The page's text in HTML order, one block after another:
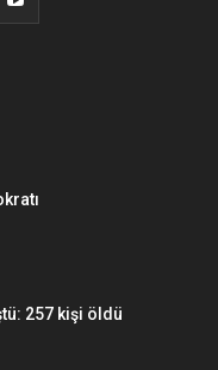
257 kişi öldü